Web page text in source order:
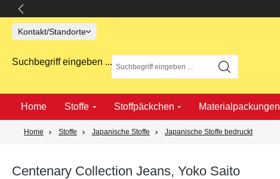
Kontakt/Standorte
Suchbegriff eingeben ...
Home Stoffe Stoffpäckchen Materialpackungen
Home Stoffe Japanische Stoffe Japanische Stoffe bedruckt
Centenary Collection Jeans, Yoko Saito